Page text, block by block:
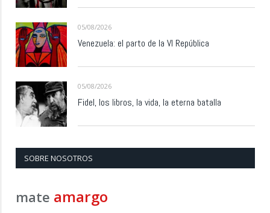
05/08/2026
Venezuela: el parto de la VI República
05/08/2026
Fidel, los libros, la vida, la eterna batalla
SOBRE NOSOTROS
mate amargo